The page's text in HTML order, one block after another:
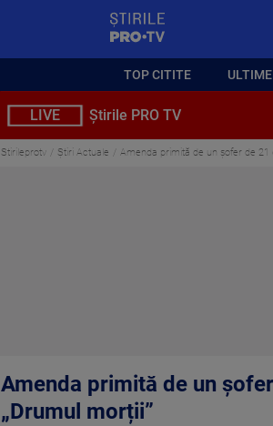
TOP CITITE
LIVE Știrile PRO TV
Stirileprotv Știri Actuale Amenda primită de un șofer de 21
Amenda primită de un
„Drumul morții”